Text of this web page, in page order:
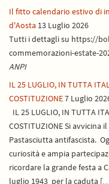
Il fitto calendario estivo di
d'Aosta 13 Luglio 2026
Tutti i dettagli su https://
commemorazioni-estate-
ANPI
IL 25 LUGLIO, IN TUTTA
COSTITUZIONE7 Luglio
IL 25 LUGLIO, IN TUTTA
COSTITUZIONE Si
Pastasciutta antifascista.
curiosità e ampia
ricordare la grande festa a
luglio 1943 per la caduta